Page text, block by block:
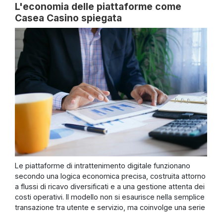
L'economia delle piattaforme come
Casea Casino spiegata
Le piattaforme di intrattenimento digitale funzionano
secondo una logica economica precisa, costruita attorno
a flussi di ricavo diversificati e a una gestione attenta dei
costi operativi. Il modello non si esaurisce nella semplice
transazione tra utente e servizio, ma coinvolge una serie